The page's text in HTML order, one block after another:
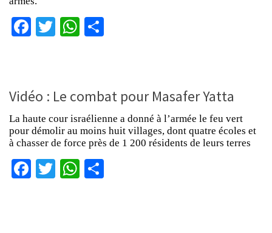
Facebook
TwitterWhatsApp
Vidéo : Le combat pour Masafer Yatta
La haute cour israélienne a donné à l’armée le feu vert
pour démolir au moins huit villages, dont quatre écoles et
à chasser de force près de 1 200 résidents de leurs terres
Facebook
TwitterWhatsApp